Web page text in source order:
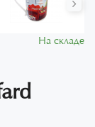
На складе